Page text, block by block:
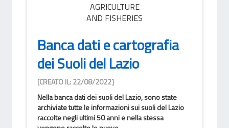
AGRICULTURE
AND FISHERIES
Banca dati e cartografia
dei Suoli del Lazio
[CREATO IL: 22/08/2022]
Nella banca dati dei suoli del Lazio, sono state
archiviate tutte le informazioni sui suoli del Lazio
raccolte negli ultimi 50 anni e nella stessa